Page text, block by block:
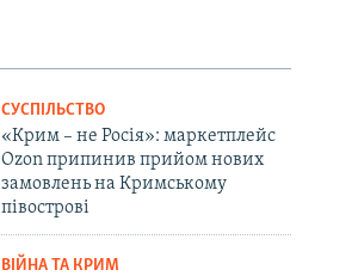
СУСПІЛЬСТВО
«Крим – не Росія»: маркетплейс
Ozon припинив прийом нових
замовлень на Кримському
півострові
ВІЙНА ТА КРИМ